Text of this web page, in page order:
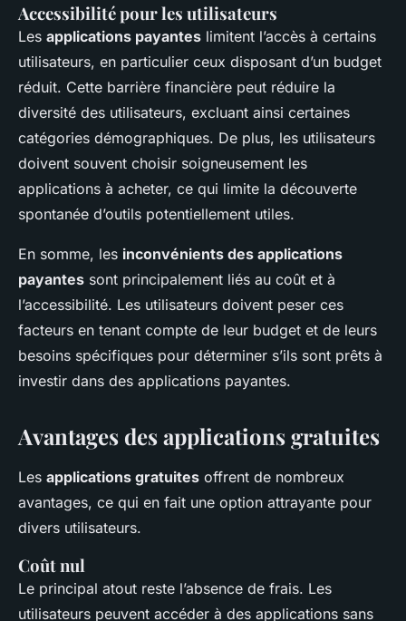
Accessibilité pour les utilisateurs
Les applications payantes limitent l’accès à certains
utilisateurs, en particulier ceux disposant d’un budget
réduit. Cette barrière financière peut réduire la
diversité des utilisateurs, excluant ainsi certaines
catégories démographiques. De plus, les utilisateurs
doivent souvent choisir soigneusement les
applications à acheter, ce qui limite la découverte
spontanée d’outils potentiellement utiles.
En somme, les inconvénients des applications
payantes sont principalement liés au coût et à
l’accessibilité. Les utilisateurs doivent peser ces
facteurs en tenant compte de leur budget et de leurs
besoins spécifiques pour déterminer s’ils sont prêts à
investir dans des applications payantes.
Avantages des applications gratuites
Les applications gratuites offrent de nombreux
avantages, ce qui en fait une option attrayante pour
divers utilisateurs.
Coût nul
Le principal atout reste l’absence de frais. Les
utilisateurs peuvent accéder à des applications sans